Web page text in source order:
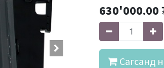
630'000.00
Сагсанд